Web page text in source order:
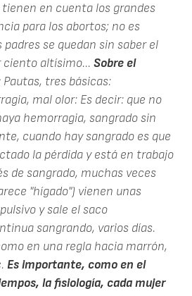
en cuenta los grandes
para los abortos; no es
se quedan sin saber el
ciento altísimo... Sobre el
Pautas, tres básicas:
mal olor: Es decir: que no
hemorragia, sangrado sin
cuando hay sangrado es que
la pérdida y está en trabajo
de sangrado, muchas veces
"hígado") vienen unas
y sale el saco
sangrando, varios días.
en una regla hacia marrón,
Es importante, como en el
la fisiología, cada mujer